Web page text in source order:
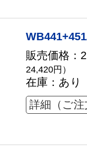
販売価格：
24,420円）
在庫：あり
詳細（ご